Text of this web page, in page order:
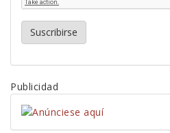
Suscribirse
Publicidad